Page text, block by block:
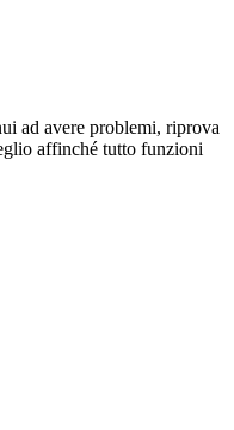
ad avere problemi, riprova
affinché tutto funzioni